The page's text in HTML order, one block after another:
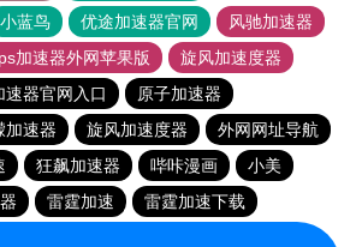
小蓝鸟 优途加速器官网
风驰加速器
加速器外网苹果版
旋风加速度器
速器官网入口
原子加速器
加速器 旋风加速度器
外网网址导航
狂飙加速器 哔咔漫画
小美
雷霆加速
雷霆加速下载